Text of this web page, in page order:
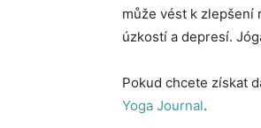
může vést k zlepšení
úzkostí a depresí.
Pokud chcete získat
Yoga Journal.